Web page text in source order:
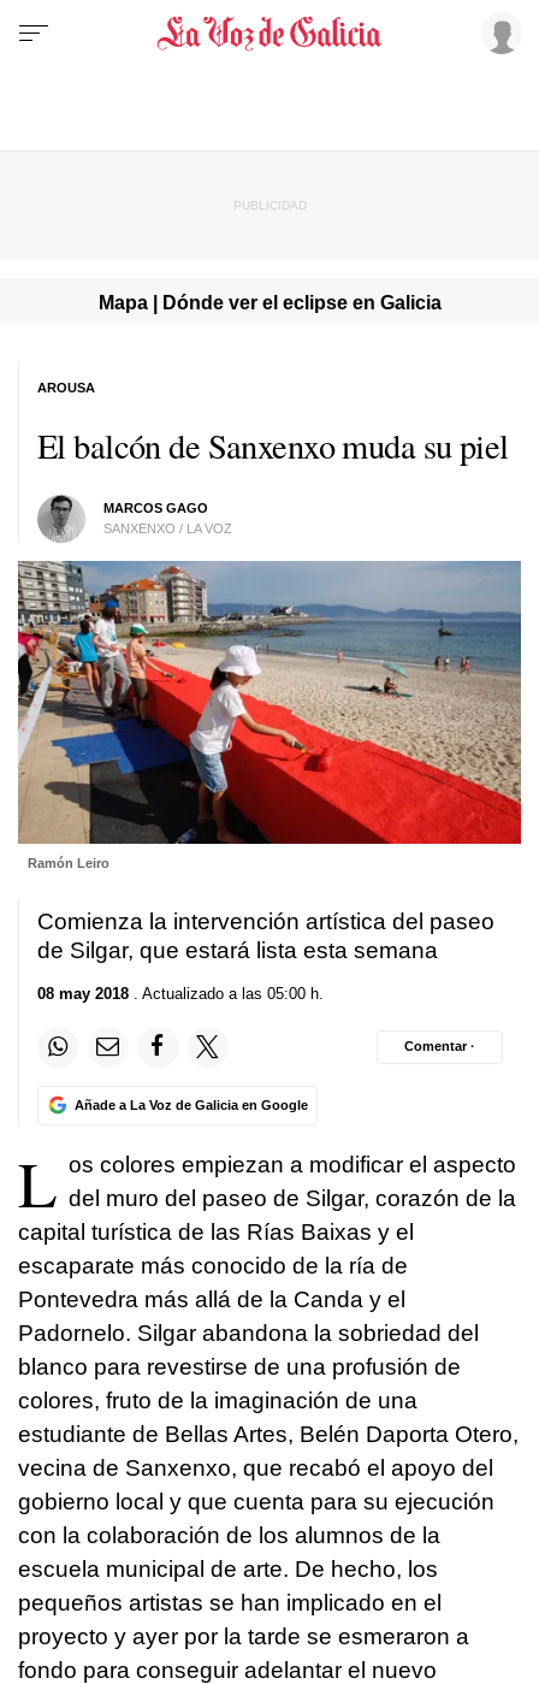
Mapa | Dónde ver el eclipse en Galicia
El balcón de Sanxenxo muda su piel
MARCOS GAGO
SANXENXO / LA VOZ
AROUSA
Ramón Leiro
Comienza la intervención artística del paseo
de Silgar, que estará lista esta semana
08 may 2018 . Actualizado a las 05:00 h.
Añade a La Voz de Galicia en Google
Comentar ·
L os colores empiezan a modificar el aspecto
del muro del paseo de Silgar, corazón de la
capital turística de las Rías Baixas y el
escaparate más conocido de la ría de
Pontevedra más allá de la Canda y el
Padornelo. Silgar abandona la sobriedad del
blanco para revestirse de una profusión de
colores, fruto de la imaginación de una
estudiante de Bellas Artes, Belén Daporta Otero,
vecina de Sanxenxo, que recabó el apoyo del
gobierno local y que cuenta para su ejecución
con la colaboración de los alumnos de la
escuela municipal de arte. De hecho, los
pequeños artistas se han implicado en el
proyecto y ayer por la tarde se esmeraron a
fondo para conseguir adelantar el nuevo